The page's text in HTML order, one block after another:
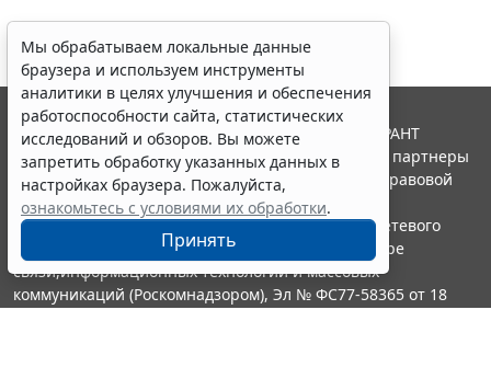
Мы обрабатываем локальные данные
браузера и используем инструменты
аналитики в целях улучшения и обеспечения
работоспособности сайта, статистических
исследований и обзоров. Вы можете
запретить обработку указанных данных в
настройках браузера. Пожалуйста,
ознакомьтесь с условиями их обработки.
Принять
© ООО "НПП "ГАРАНТ-СЕРВИС", 2026. Система ГАРАНТ
выпускается с 1990 года. Компания "Гарант" и ее партнеры
являются участниками Российской ассоциации правовой
информации ГАРАНТ.
Портал ГАРАНТ.РУ зарегистрирован в качестве сетевого
издания Федеральной службой по надзору в сфере
связи,информационных технологий и массовых
коммуникаций (Роскомнадзором), Эл № ФС77-58365 от 18